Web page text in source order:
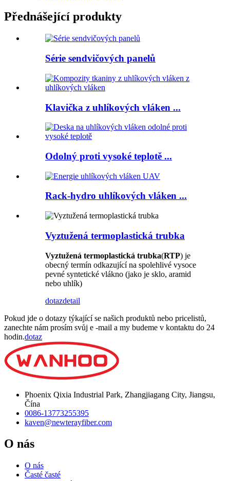
Přednášející produkty
Série sendvičových panelů
Klavička z uhlíkových vláken ...
Odolný proti vysoké teplotě ...
Rack-hydro uhlíkových vláken ...
Vyztužená termoplastická trubka
Vyztužená termoplastická trubka(RTP) je
obecný termín odkazující na spolehlivé vysoce
pevné syntetické vlákno (jako je sklo, aramid
nebo uhlík)
dotazdetail
Pokud jde o dotazy týkající se našich produktů nebo pricelistů,
zanechte nám prosím svůj e -mail a my budeme v kontaktu do 24
hodin.dotaz
Phoenix Qixia Industrial Park, Zhangjiagang City, Jiangsu,
Čína
0086-13773255395
kaven@newterayfiber.com
O nás
O nás
Časté časté